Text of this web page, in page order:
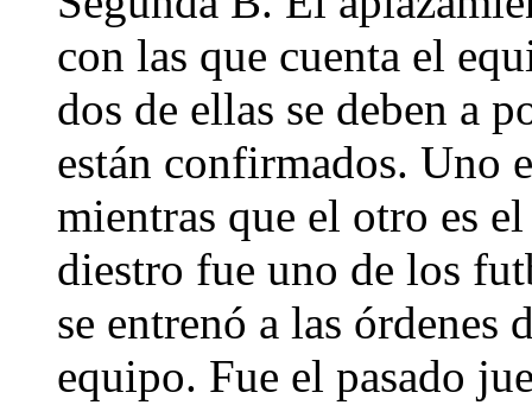
con las que cuenta el
dos de ellas se deben a
están confirmados. Uno
mientras que el otro es
diestro fue uno de los
se entrenó a las órdenes
equipo. Fue el pasado